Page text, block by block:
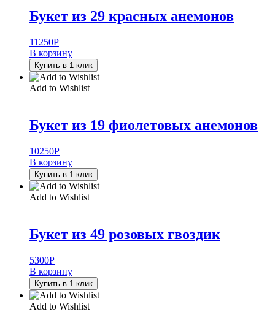
Букет из 29 красных анемонов
11250Р
В корзину
Купить в 1 клик
Add to Wishlist
Букет из 19 фиолетовых анемонов
10250Р
В корзину
Купить в 1 клик
Add to Wishlist
Букет из 49 розовых гвоздик
5300Р
В корзину
Купить в 1 клик
Add to Wishlist